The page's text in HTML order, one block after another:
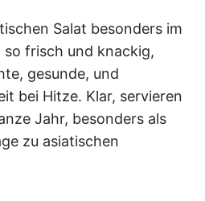
Salat besonders im
so frisch und knackig,
gesunde, und
bei Hitze. Klar, servieren
Jahr, besonders als
zu asiatischen